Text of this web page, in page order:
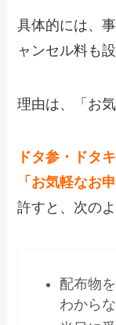
具体的には、
ャンセル料も
理由は、「お
ドタ参・ドタ
「お気軽なお
許すと、次の
配布物
わから